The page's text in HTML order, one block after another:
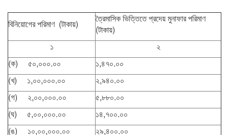
বিনিয়োগের পরিমাণ (টাকায়)
ত্রৈমাসিক ভিত্তিতে প্রদেয় মুনাফার পরিমাণ
(টাকায়)
১
২
(ক) ৫০,০০০.০০
১,৪৭০.০০
(খ) ১,০০,০০০.০০
২,৯৪০.০০
(গ) ২,০০,০০০.০০
৫,৮৮০.০০
(ঘ) ৫,০০,০০০.০০
১৪,৭০০.০০
(ঙ) ১০,০০,০০০.০০
২৯,৪০০.০০